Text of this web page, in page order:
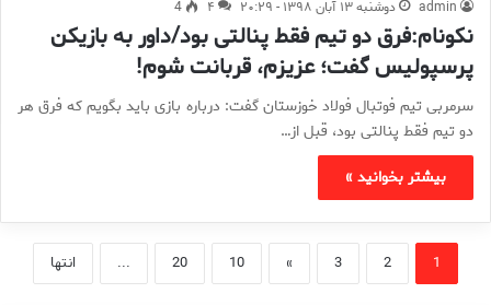
admin دوشنبه ۱۳ آبان ۱۳۹۸ - ۲۰:۲۹ ۴ 4
نکونام:فرق دو تیم فقط پنالتی بود/داور به بازیکن
پرسپولیس گفت؛ عزیزم، قربانت شوم!
سرمربی تیم فوتبال فولاد خوزستان گفت: درباره بازی باید بگویم که فرق هر
دو تیم فقط پنالتی بود، قبل از…
بیشتر بخوانید »
1
2
3
»
10
20
... انتها